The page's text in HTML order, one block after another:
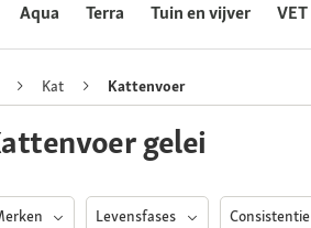
Aqua Terra Tuin en vijver VET
Kat Kattenvoer
gelei
Levensfases Consistentie